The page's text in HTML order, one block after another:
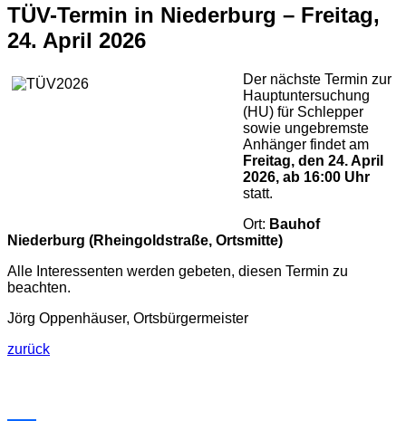
TÜV-Termin in Niederburg – Freitag,
24. April 2026
Der nächste Termin zur
Hauptuntersuchung
(HU) für Schlepper
sowie ungebremste
Anhänger findet am
Freitag, den 24. April
2026, ab 16:00 Uhr
statt.
Ort: Bauhof
Niederburg (Rheingoldstraße, Ortsmitte)
Alle Interessenten werden gebeten, diesen Termin zu
beachten.
Jörg Oppenhäuser, Ortsbürgermeister
zurück